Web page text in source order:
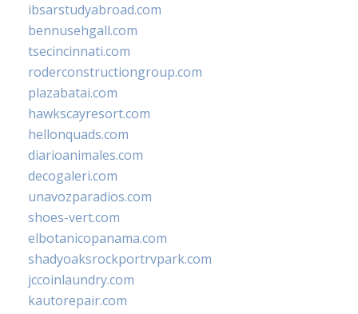
ibsarstudyabroad.com
bennusehgall.com
tsecincinnati.com
roderconstructiongroup.com
plazabatai.com
hawkscayresort.com
hellonquads.com
diarioanimales.com
decogaleri.com
unavozparadios.com
shoes-vert.com
elbotanicopanama.com
shadyoaksrockportrvpark.com
jccoinlaundry.com
kautorepair.com